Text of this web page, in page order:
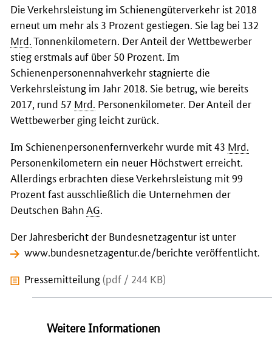
Die Verkehrsleistung im Schienengüterverkehr ist 2018
erneut um mehr als 3 Prozent gestiegen. Sie lag bei 132
Mrd. Tonnenkilometern. Der Anteil der Wettbewerber
stieg erstmals auf über 50 Prozent. Im
Schienenpersonennahverkehr stagnierte die
Verkehrsleistung im Jahr 2018. Sie betrug, wie bereits
2017, rund 57 Mrd. Personenkilometer. Der Anteil der
Wettbewerber ging leicht zurück.
Im Schienenpersonenfernverkehr wurde mit 43 Mrd.
Personenkilometern ein neuer Höchstwert erreicht.
Allerdings erbrachten diese Verkehrsleistung mit 99
Prozent fast ausschließlich die Unternehmen der
Deutschen Bahn AG
Der Jahresbericht der Bundesnetzagentur ist unter
www.bundesnetzagentur.de/berichte veröffentlicht.
Pressemitteilung (pdf / 244 KB)
Weitere Informationen